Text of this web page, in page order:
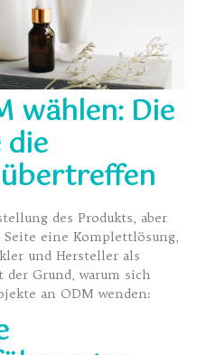
wählen: Die
des Produkts, aber
eine Komplettlösung,
und Hersteller als
Grund, warum sich
an ODM wenden: